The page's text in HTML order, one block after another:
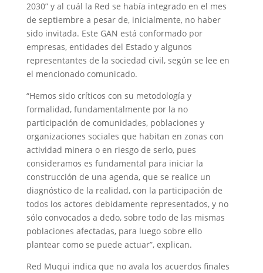
2030” y al cuál la Red se había integrado en el mes
de septiembre a pesar de, inicialmente, no haber
sido invitada. Este GAN está conformado por
empresas, entidades del Estado y algunos
representantes de la sociedad civil, según se lee en
el mencionado comunicado.
“Hemos sido críticos con su metodología y
formalidad, fundamentalmente por la no
participación de comunidades, poblaciones y
organizaciones sociales que habitan en zonas con
actividad minera o en riesgo de serlo, pues
consideramos es fundamental para iniciar la
construcción de una agenda, que se realice un
diagnóstico de la realidad, con la participación de
todos los actores debidamente representados, y no
sólo convocados a dedo, sobre todo de las mismas
poblaciones afectadas, para luego sobre ello
plantear como se puede actuar”, explican.
Red Muqui indica que no avala los acuerdos finales